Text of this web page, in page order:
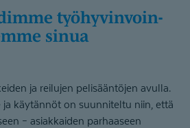
sinua
ja reilujen pelisääntöjen avulla.
käytännöt on suunniteltu niin, että
– asiakkaiden parhaaseen